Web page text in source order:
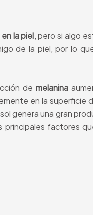
la piel, pero si algo
de la piel, por lo
demelanina
en la superficie
genera una gran
factores